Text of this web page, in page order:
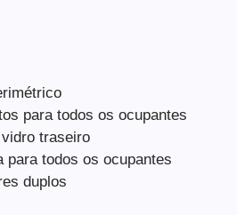
para todos os ocupantes
traseiro
para todos os ocupantes
duplos